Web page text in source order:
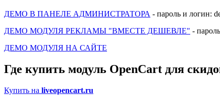
ДЕМО В ПАНЕЛЕ АДМИНИСТРАТОРА - пароль и логин:
ДЕМО МОДУЛЯ РЕКЛАМЫ "ВМЕСТЕ ДЕШЕВЛЕ" -
ДЕМО МОДУЛЯ НА САЙТЕ
Где купить модуль OpenCart для
Купить на liveopencart.ru